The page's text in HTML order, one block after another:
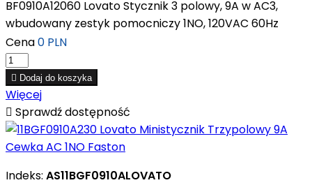
BF0910A12060 Lovato Stycznik 3 polowy, 9A w AC3,
wbudowany zestyk pomocniczy 1NO, 120VAC 60Hz
Cena0 PLN
 Dodaj do koszyka
Więcej
 Sprawdź dostępność
Indeks: AS11BGF0910ALOVATO